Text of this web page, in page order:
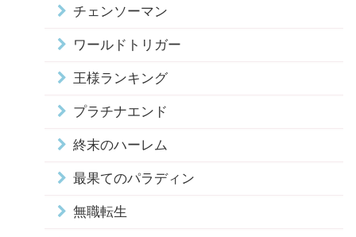
チェンソーマン
ワールドトリガー
王様ランキング
プラチナエンド
終末のハーレム
最果てのパラディン
無職転生